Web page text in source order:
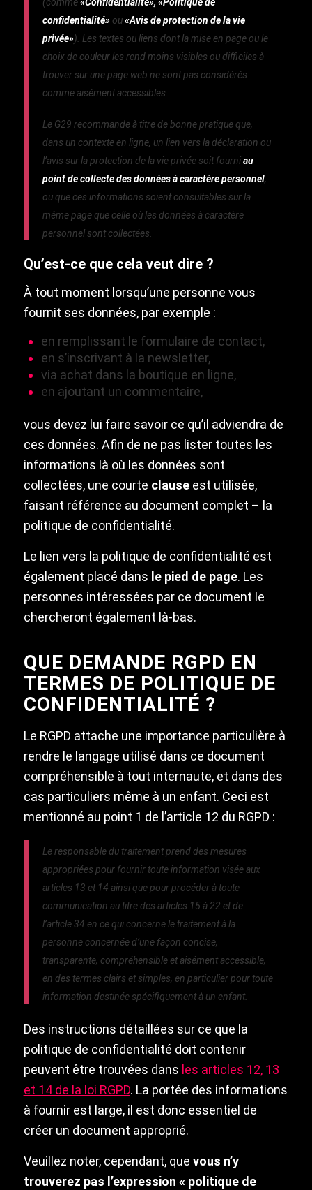
(comme«Confidentialité», «Politique de
confidentialité» ou«Avis de protection de la vie
privée»). Les textes ou liens dont la mise en page ou le
choix de couleur les rend moins visibles ou difficiles à
trouver sur une page web ne sont pas considérés
comme aisément accessibles.
Le G29 recommande à titre de bonne pratique que,
dans un contexte en ligne, un lien vers la déclaration ou
l’avis sur la protection de la vie privée soit fourniau
point de collecte des données à caractère personnel,
ou que ces informations soient consultables sur la
même page que celle où les données à caractère
personnel sont collectées.
Qu’est-ce que cela veut dire ?
À tout moment lorsqu’une personne vous
fournit ses données, par exemple :
en remplissant le formulaire de contact,
en s’inscrivant à la newsletter,
via achat dans la boutique en ligne,
en ajoutant un commentaire,
vous devez lui faire savoir ce qu’il adviendra de
ces données. Afin de ne pas lister toutes les
informations là où les données sont
collectées, une courte clauseest utilisée,
faisant référence au document complet – la
politique de confidentialité.
Le lien vers la politique de confidentialité est
également placé dans le pied de page. Les
personnes intéressées par ce document le
chercheront également là-bas.
QUE DEMANDE RGPD EN
TERMES DE POLITIQUE DE
CONFIDENTIALITÉ ?
Le RGPD attache une importance particulière à
rendre le langage utilisé dans ce document
compréhensible à tout internaute, et dans des
cas particuliers même à un enfant. Ceci est
mentionné au point 1 de l’article 12 du RGPD :
Le responsable du traitement prend des mesures
appropriées pour fournir toute information visée aux
articles 13 et 14 ainsi que pour procéder à toute
communication au titre des articles 15 à 22 et de
l’article 34 en ce qui concerne le traitement à la
personne concernée d’une façon concise,
transparente, compréhensible et aisément accessible,
en des termes clairs et simples, en particulier pour toute
information destinée spécifiquement à un enfant.
Des instructions détaillées sur ce que la
politique de confidentialité doit contenir
peuvent être trouvées dans les articles 12, 13
et 14 de la loi RGPD. La portée des informations
à fournir est large, il est donc essentiel de
créer un document approprié.
Veuillez noter, cependant, que vous n’y
trouverez pas l’expression « politique de